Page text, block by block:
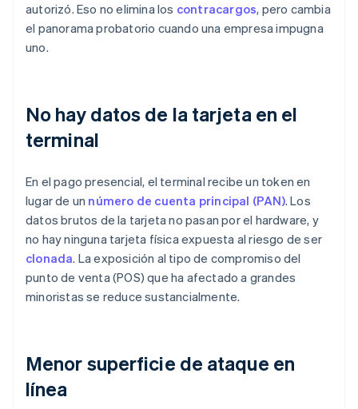
autorizó. Eso no elimina los contracargos, pero cambia
el panorama probatorio cuando una empresa impugna
uno.
No hay datos de la tarjeta en el
terminal
En el pago presencial, el terminal recibe un token en
lugar de un número de cuenta principal (PAN). Los
datos brutos de la tarjeta no pasan por el hardware, y
no hay ninguna tarjeta física expuesta al riesgo de ser
clonada. La exposición al tipo de compromiso del
punto de venta (POS) que ha afectado a grandes
minoristas se reduce sustancialmente.
Menor superficie de ataque en
línea